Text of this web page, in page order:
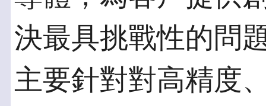
決最具挑戰性的問
主要針對對高精度